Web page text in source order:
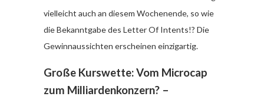
vielleicht auch an diesem Wochenende, so wie
die Bekanntgabe des Letter Of Intents!? Die
Gewinnaussichten erscheinen einzigartig.
Große Kurswette: Vom Microcap
zum Milliardenkonzern? –